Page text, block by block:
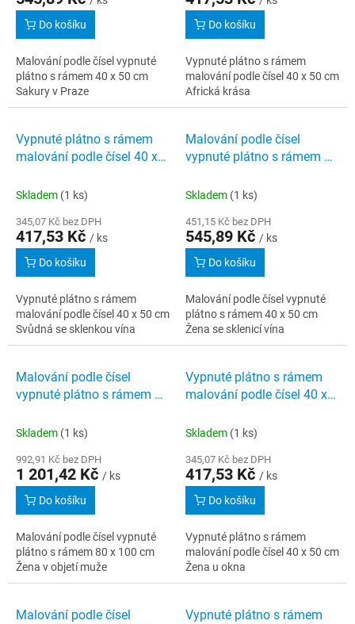
Do košíku
Malování podle čísel vypnuté
plátno s rámem 40 x 50 cm
Sakury v Praze
Do košíku
Vypnuté plátno s rámem
malování podle čísel 40 x 50 cm
Africká krása
Vypnuté plátno s rámem
malování podle čísel 40 x
vína
Skladem (1 ks)
345,07 Kč bez DPH
417,53 Kč / ks
Do košíku
Vypnuté plátno s rámem
malování podle čísel 40 x 50 cm
Svůdná se sklenkou vína
Malování podle čísel
vypnuté plátno s rámem 40
vína
Skladem (1 ks)
451,15 Kč bez DPH
545,89 Kč / ks
Do košíku
Malování podle čísel vypnuté
plátno s rámem 40 x 50 cm
Žena se sklenicí vína
Malování podle čísel
vypnuté plátno s rámem 80
muže
Skladem (1 ks)
992,91 Kč bez DPH
1 201,42 Kč / ks
Do košíku
Malování podle čísel vypnuté
plátno s rámem 80 x 100 cm
Žena v objetí muže
Vypnuté plátno s rámem
malování podle čísel 40 x
Skladem (1 ks)
345,07 Kč bez DPH
417,53 Kč / ks
Do košíku
Vypnuté plátno s rámem
malování podle čísel 40 x 50 cm
Žena u okna
Malování podle čísel
Vypnuté plátno s rámem